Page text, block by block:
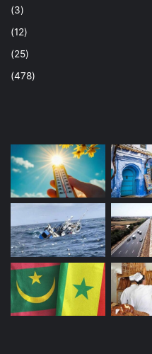
(3)
(12)
(25)
(478)